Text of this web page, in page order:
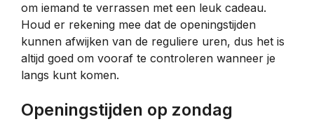
om iemand te verrassen met een leuk cadeau.
Houd er rekening mee dat de openingstijden
kunnen afwijken van de reguliere uren, dus het is
altijd goed om vooraf te controleren wanneer je
langs kunt komen.
Openingstijden op zondag